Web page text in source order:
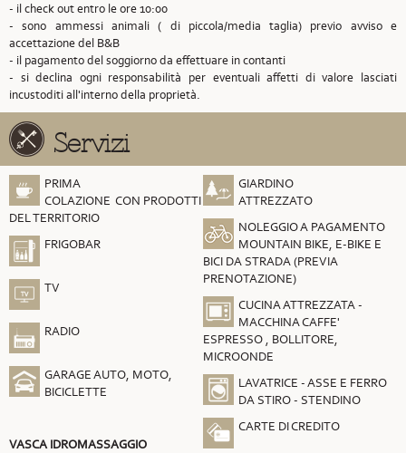
- il check out entro le ore 10:00
- sono ammessi animali ( di piccola/media taglia) previo avviso e
accettazione del B&B
- il pagamento del soggiorno da effettuare in contanti
- si declina ogni responsabilità per eventuali affetti di valore lasciati
incustoditi all'interno della proprietà.
Servizi
PRIMA
COLAZIONE CON PRODOTTI
DEL TERRITORIO
FRIGOBAR
TV
RADIO
GARAGE AUTO, MOTO,
BICICLETTE
VASCA IDROMASSAGGIO
GIARDINO
ATTREZZATO
NOLEGGIO A PAGAMENTO
MOUNTAIN BIKE, E-BIKE E
BICI DA STRADA (PREVIA
PRENOTAZIONE)
CUCINA ATTREZZATA -
MACCHINA CAFFE'
ESPRESSO , BOLLITORE,
MICROONDE
LAVATRICE - ASSE E FERRO
DA STIRO - STENDINO
CARTE DI CREDITO